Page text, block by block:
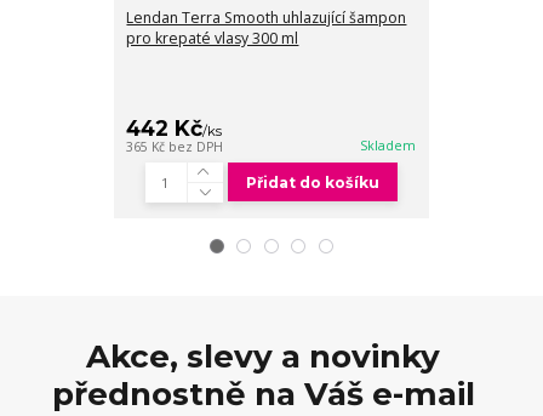
Lendan Terra Smooth uhlazující šampon
pro krepaté vlasy 300 ml
442 Kč/ks
365 Kč bez DPH Skladem
Přidat do košíku
Akce, slevy a novinky
přednostně na Váš e-mail